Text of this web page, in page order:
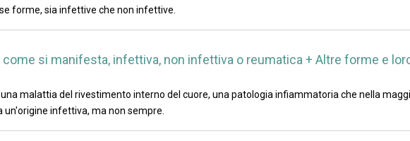
forme, sia infettive che non infettive.
come si manifesta, infettiva, non infettiva o reumatica + Altre forme e
malattia del rivestimento interno del cuore, una patologia infiammatoria che nella
un'origine infettiva, ma non sempre.